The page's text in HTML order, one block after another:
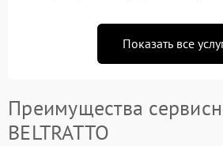
Показать все
Преимущества
BELTRATTO